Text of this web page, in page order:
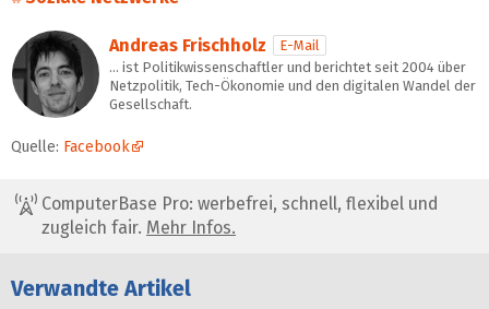
Andreas Frischholz
E-Mail
… ist Politikwissenschaftler und berichtet seit 2004 über
Netzpolitik, Tech-Ökonomie und den digitalen Wandel der
Gesellschaft.
Quelle: Facebook
ComputerBase Pro: werbefrei, schnell, flexibel und
zugleich fair. Mehr Infos.
Verwandte Artikel